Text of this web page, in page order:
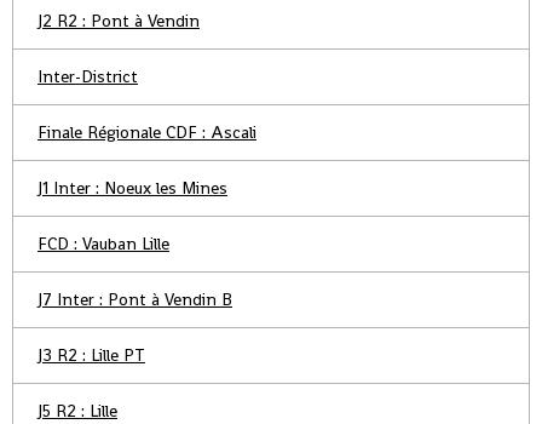
J2 R2 : Pont à Vendin
Inter-District
Finale Régionale CDF : Ascali
J1 Inter : Noeux les Mines
FCD : Vauban Lille
J7 Inter : Pont à Vendin B
J3 R2 : Lille PT
J5 R2 : Lille